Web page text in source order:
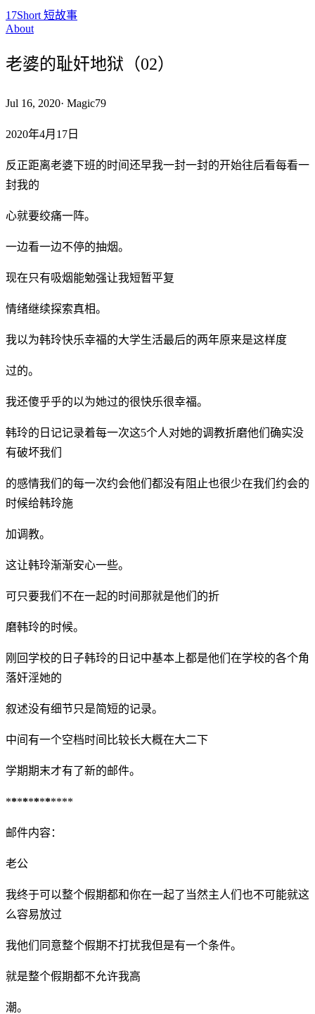
17Short 短故事
About
老婆的耻奸地狱（02）
Jul 16, 2020· Magic79
2020年4月17日
反正距离老婆下班的时间还早我一封一封的开始往后看每看一
封我的
心就要绞痛一阵。
一边看一边不停的抽烟。
现在只有吸烟能勉强让我短暂平复
情绪继续探索真相。
我以为韩玲快乐幸福的大学生活最后的两年原来是这样度
过的。
我还傻乎乎的以为她过的很快乐很幸福。
韩玲的日记记录着每一次这5个人对她的调教折磨他们确实没
有破坏我们
的感情我们的每一次约会他们都没有阻止也很少在我们约会的
时候给韩玲施
加调教。
这让韩玲渐渐安心一些。
可只要我们不在一起的时间那就是他们的折
磨韩玲的时候。
刚回学校的日子韩玲的日记中基本上都是他们在学校的各个角
落奸淫她的
叙述没有细节只是简短的记录。
中间有一个空档时间比较长大概在大二下
学期期末才有了新的邮件。
************
邮件内容：
老公
我终于可以整个假期都和你在一起了当然主人们也不可能就这
么容易放过
我他们同意整个假期不打扰我但是有一个条件。
就是整个假期都不允许我高
潮。